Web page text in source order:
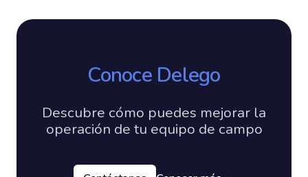
Conoce Delego
Descubre cómo puedes mejorar la
operación de tu equipo de campo